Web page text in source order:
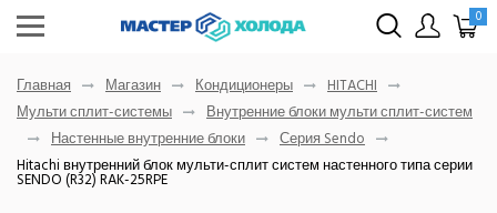
0
Главная Магазин Кондиционеры
HITACHI
Мульти сплит-системы
Внутренние блоки мульти сплит-систем
Настенные внутренние блоки
Серия Sendo
Hitachi внутренний блок мульти-сплит систем настенного типа серии
SENDO (R32) RAK-25RPE